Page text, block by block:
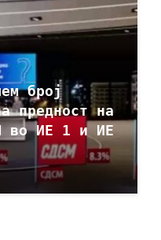
број
предност на
во ИЕ 1 и ИЕ